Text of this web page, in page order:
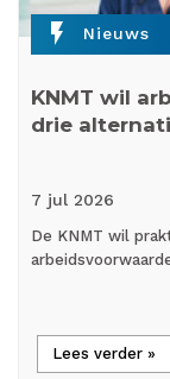
flash_on Nieuws
KNMT wil
drie
7 jul 2026
De KNMT wil
Lees verder »